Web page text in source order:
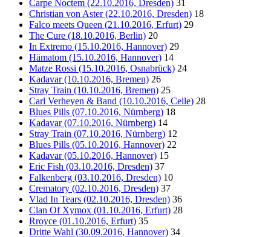
Carpe Noctem (22.10.2016, Dresden) 31
Christian von Aster (22.10.2016, Dresden) 18
Falco meets Queen (21.10.2016, Erfurt) 29
The Cure (18.10.2016, Berlin) 20
In Extremo (15.10.2016, Hannover) 29
Hämatom (15.10.2016, Hannover) 14
Matze Rossi (15.10.2016, Osnabrück) 24
Kadavar (10.10.2016, Bremen) 26
Stray Train (10.10.2016, Bremen) 25
Carl Verheyen & Band (10.10.2016, Celle) 28
Blues Pills (07.10.2016, Nürnberg) 18
Kadavar (07.10.2016, Nürnberg) 14
Stray Train (07.10.2016, Nürnberg) 12
Blues Pills (05.10.2016, Hannover) 22
Kadavar (05.10.2016, Hannover) 15
Eric Fish (03.10.2016, Dresden) 37
Falkenberg (03.10.2016, Dresden) 10
Crematory (02.10.2016, Dresden) 37
Vlad In Tears (02.10.2016, Dresden) 36
Clan Of Xymox (01.10.2016, Erfurt) 28
Rroyce (01.10.2016, Erfurt) 35
Dritte Wahl (30.09.2016, Hannover) 34